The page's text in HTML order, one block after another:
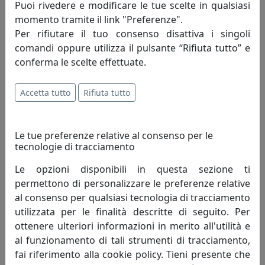
danno appuntamento e dal loro incontro
nascono le creazioni Arti e Mestieri. Un
processo lineare quanto sofisticato che accompagna la
realizzazione di oggetti in metallo dai profili essenziali e
design fatto esclusivamente in Italia.
pezzo. Due elementi talvolta opposti ma conciliabili
grazie a quel mix di stile e capacità tecnica che
Il processo creativo invece attinge a luoghi spesso
inaspettati. La creatività di Massimo Tani, depositario
dello spirito creativo che anima da anni Arti e Mestieri,
si alimenta di atmosfere e dettagli ludici, talvolta
spiazzanti. Accanto a lui Francesco Adriano Pizzi, che da
oltre vent’anni porta il proprio punto di vista nella
Puoi rivedere e modificare le tue scelte in qualsiasi
momento tramite il link "Preferenze".
Per rifiutare il tuo consenso disattiva i singoli
comandi oppure utilizza il pulsante “Rifiuta tutto” e
conferma le scelte effettuate.
Accetta tutto Rifiuta tutto
Le tue preferenze relative al consenso per le
tecnologie di tracciamento
Le opzioni disponibili in questa sezione ti
permettono di personalizzare le preferenze relative
al consenso per qualsiasi tecnologia di tracciamento
utilizzata per le finalità descritte di seguito. Per
ottenere ulteriori informazioni in merito all'utilità e
al funzionamento di tali strumenti di tracciamento,
fai riferimento alla cookie policy. Tieni presente che